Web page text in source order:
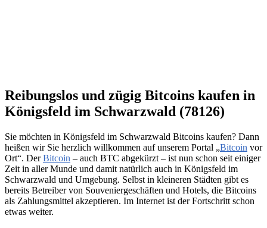
Reibungslos und zügig Bitcoins kaufen in
Königsfeld im Schwarzwald (78126)
Sie möchten in Königsfeld im Schwarzwald Bitcoins kaufen? Dann
heißen wir Sie herzlich willkommen auf unserem Portal „Bitcoin vor
Ort“. DerBitcoin – auch BTC abgekürzt – ist nun schon seit einiger
Zeit in aller Munde und damit natürlich auch in Königsfeld im
Schwarzwald und Umgebung. Selbst in kleineren Städten gibt es
bereits Betreiber von Souveniergeschäften und Hotels, die Bitcoins
als Zahlungsmittel akzeptieren. Im Internet ist der Fortschritt schon
etwas weiter.